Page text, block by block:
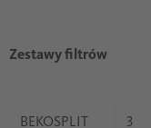
Zestawy filtrów
BEKOSPLIT 3